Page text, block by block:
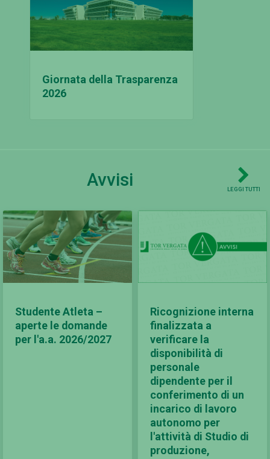
Giornata della Trasparenza
2026
Avvisi LEGGI TUTTI
Studente Atleta –
aperte le domande
per l'a.a. 2026/2027
Ricognizione interna
finalizzata a
verificare la
disponibilità di
personale
dipendente per il
conferimento di un
incarico di lavoro
autonomo per
l'attività di Studio di
produzione,